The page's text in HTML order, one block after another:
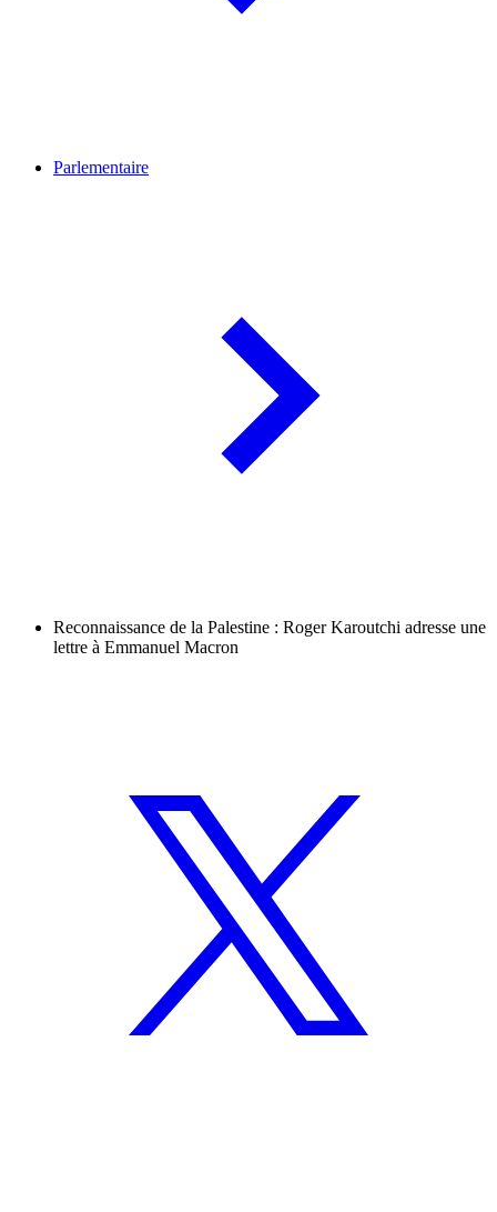
Parlementaire
Reconnaissance de la Palestine : Roger Karoutchi adresse une
lettre à Emmanuel Macron